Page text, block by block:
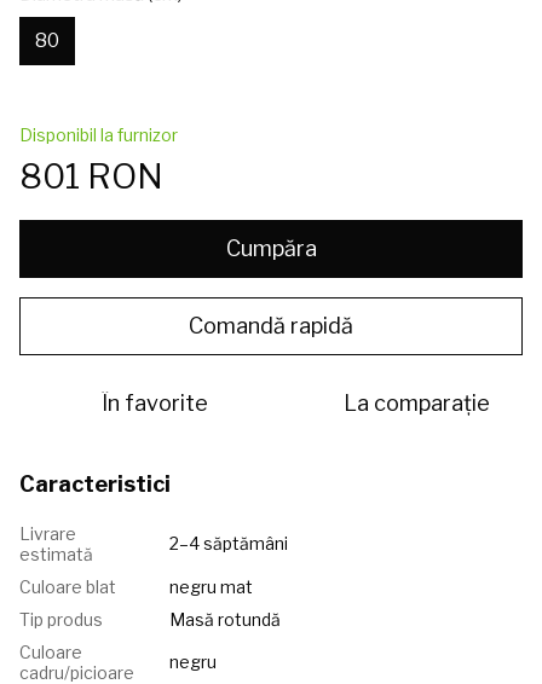
80
Disponibil la furnizor
801 RON
Cumpăra
Comandă rapidă
În favorite La comparație
Caracteristici
Livrare
estimată
2–4 săptămâni
Culoare blat
negru mat
Tip produs
Masă rotundă
Culoare
cadru/picioare
negru